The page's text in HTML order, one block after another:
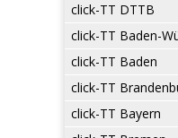
click-TT DTTB
click-TT Baden-
click-TT Baden
click-TT
click-TT Bayern